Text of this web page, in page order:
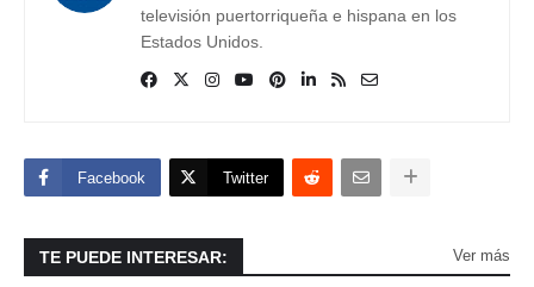
televisión puertorriqueña e hispana en los
Estados Unidos.
Facebook Twitter
TE PUEDE INTERESAR: Ver más